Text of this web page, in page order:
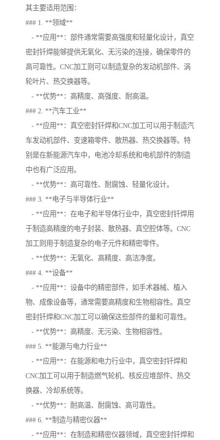
其主要适用范围：
### 1. **领域**
- **应用**：部件通常需要高强度和轻量化设计，真空
密封钎焊能够提供无氧化、无污染的连接，确保零件的
高可靠性。CNC加工则可以制造复杂的发动机部件、涡
轮叶片、热交换器等。
- **优势**：高精度、高强度、耐高温。
### 2. **汽车工业**
- **应用**：真空密封钎焊和CNC加工可以用于制造汽
车发动机部件、变速箱零件、散热器、热交换器等。特
别是在新能源汽车中，电池冷却系统和电机部件的制造
中也有广泛应用。
- **优势**：高可靠性、耐腐蚀、轻量化设计。
### 3. **电子与半导体行业**
- **应用**：在电子和半导体行业中，真空密封钎焊用
于制造高精度的电子封装、散热器、真空腔体等。CNC
加工则用于制造复杂的电子元件和精密零件。
- **优势**：无氧化、高精度、高洁净度。
### 4. **设备**
- **应用**：设备中的精密部件，如手术器械、植入
物、成像设备等，通常需要高精度和生物相容性。真空
密封钎焊和CNC加工可以确保这些部件的量和可靠性。
- **优势**：高精度、无污染、生物相容性。
### 5. **能源与电力行业**
- **应用**：在能源和电力行业中，真空密封钎焊和
CNC加工可以用于制造燃气轮机、核反应堆部件、热交
换器、冷却系统等。
- **优势**：耐高温、耐腐蚀、高可靠性。
### 6. **制造与精密仪器**
- **应用**：在制造和精密仪器领域，真空密封钎焊和